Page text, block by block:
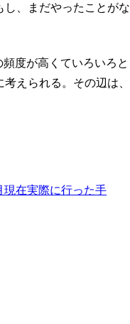
、まだやったことがな
度が高くていろいろと
えられる。その辺は、
現在実際に行った手